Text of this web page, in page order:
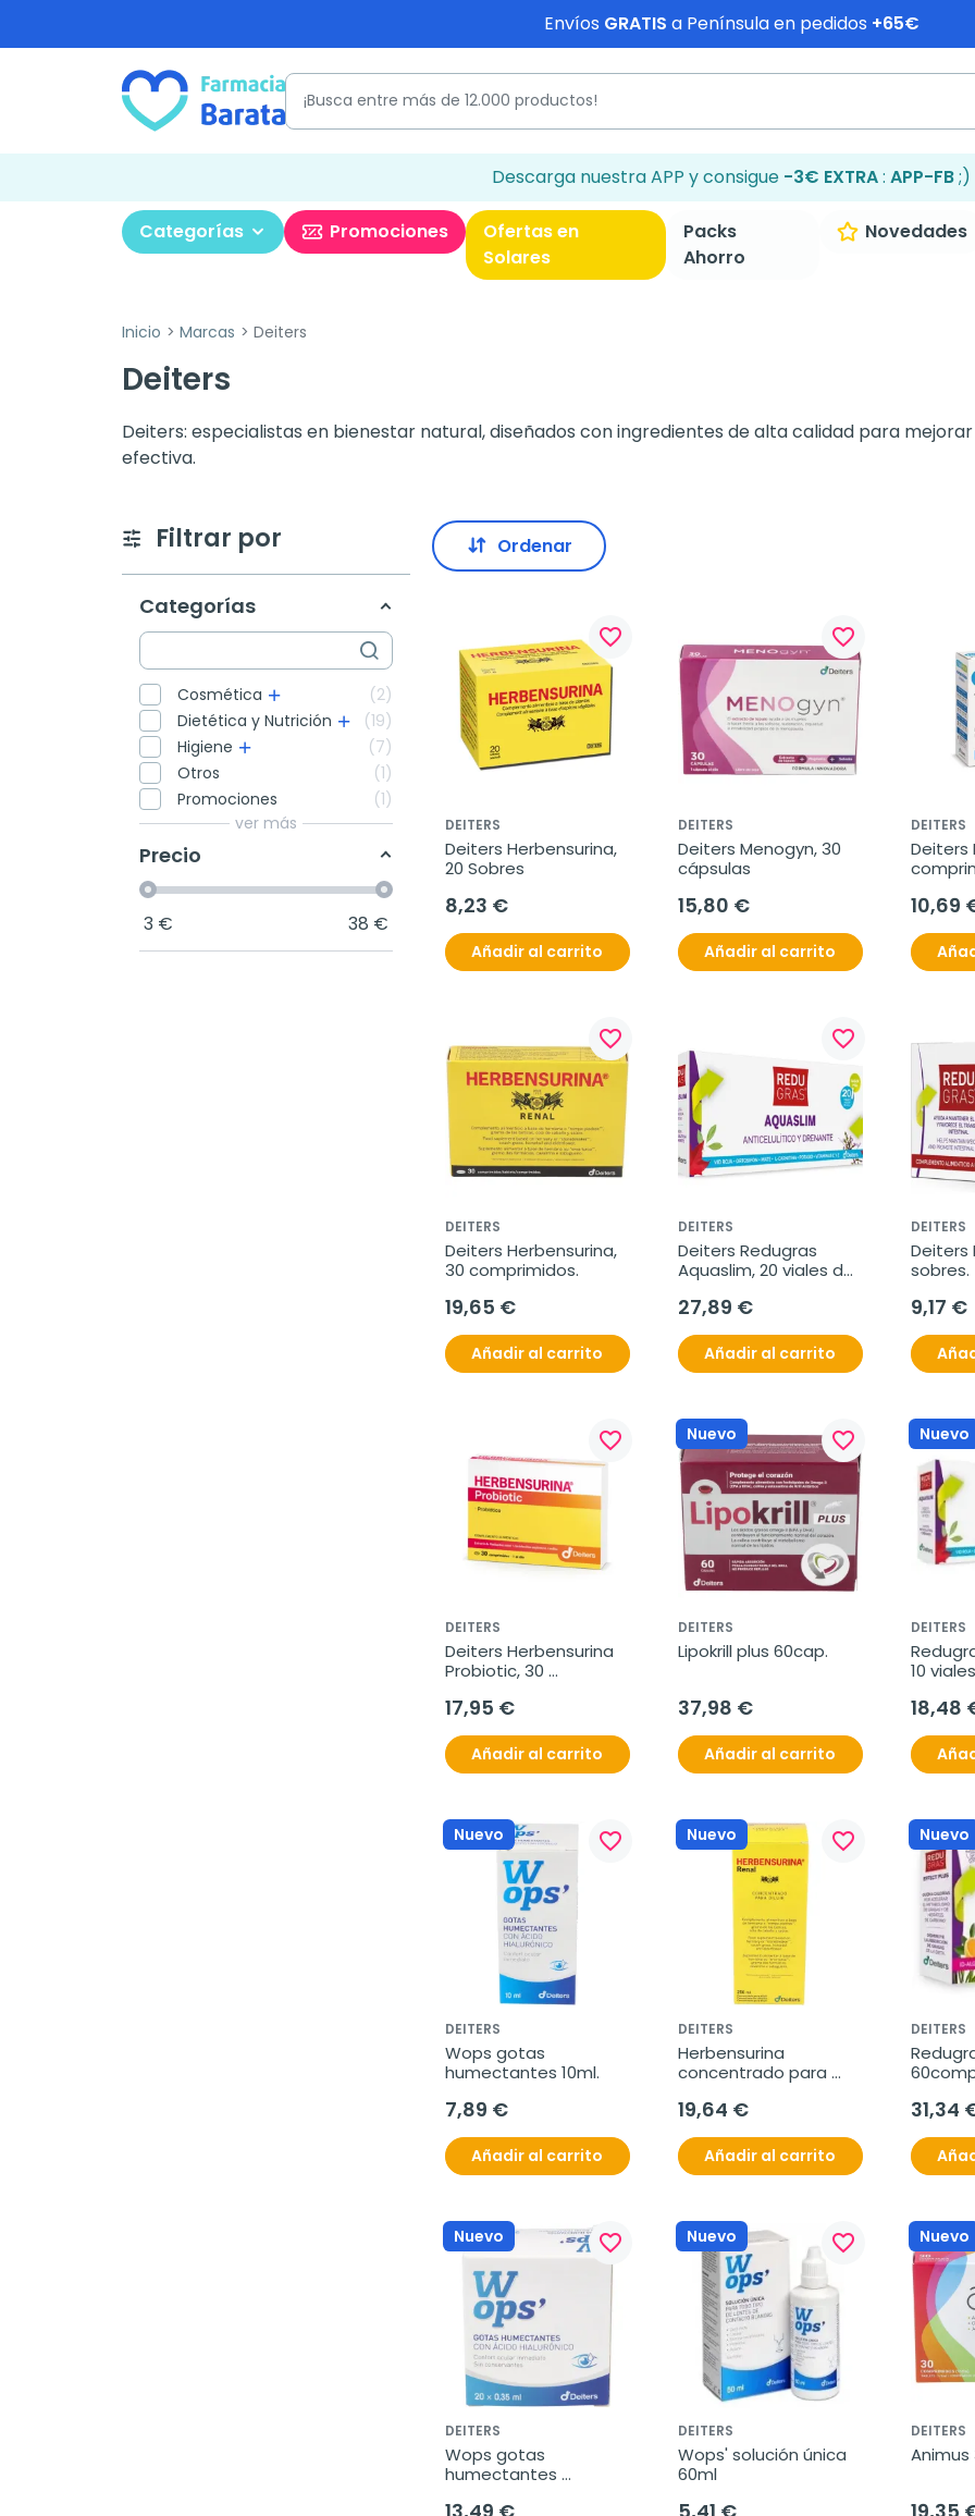
Envíos GRATIS a Península en pedidos +65€
Descarga nuestra APP y consigue -3€ EXTRA: APP-FB;)
Categorías Promociones
Ofertas en
Solares
Packs
Ahorro
Novedades
Inicio Marcas Deiters
Deiters
Deiters: especialistas en bienestar natural, diseñados con ingredientes de alta calidad para
efectiva.
Filtrar por
Categorías
Cosmética
2
Dietética y Nutrición
19
Higiene
7
Otros
1
Promociones
1
ver más
Precio
3 € 38 €
Ordenar
favorite_border
DEITERS
Deiters Herbensurina,
20 Sobres
8,23 €
Añadir al carrito
favorite_border
DEITERS
Deiters Menogyn, 30
cápsulas
15,80 €
Añadir al carrito
DEITERS
Deiters
10,69
favorite_border
DEITERS
Deiters Herbensurina,
30 comprimidos.
19,65 €
Añadir al carrito
favorite_border
DEITERS
Deiters Redugras
Aquaslim, 20 viales de
27,89 €
Añadir al carrito
DEITERS
Deiters
sobres.
9,17 €
favorite_border
DEITERS
Deiters Herbensurina
Probiotic, 30
17,95 €
Añadir al carrito
Nuevo favorite_border
DEITERS
Lipokrill plus 60cap.
37,98 €
Añadir al carrito
Nuevo
DEITERS
10 viales
18,48
Nuevo favorite_border
DEITERS
Wops gotas
humectantes 10ml.
7,89 €
Añadir al carrito
Nuevo favorite_border
DEITERS
Herbensurina
concentrado para
19,64 €
Añadir al carrito
Nuevo
DEITERS
31,34
Nuevo favorite_border
DEITERS
Wops gotas
humectantes
Nuevo favorite_border
DEITERS
Wops' solución única
60ml
Nuevo
DEITERS